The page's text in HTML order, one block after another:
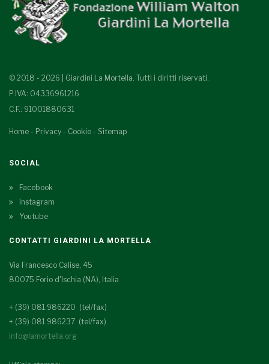
© 2018 - 2026 | Giardini La Mortella. Tutti i diritti riservati.
P.IVA: 04336961216
C.F.: 91001880631
Home - Privacy - Cookie - Sitemap
SOCIAL
Facebook
Instagram
Youtube
CONTATTI GIARDINI LA MORTELLA
Via Francesco Calise, 45
80075 Forio d'Ischia (NA), Italia
+ (39) 081.986220 (tel/fax)
+ (39) 081.986237 (tel/fax)
info@lamortella.org